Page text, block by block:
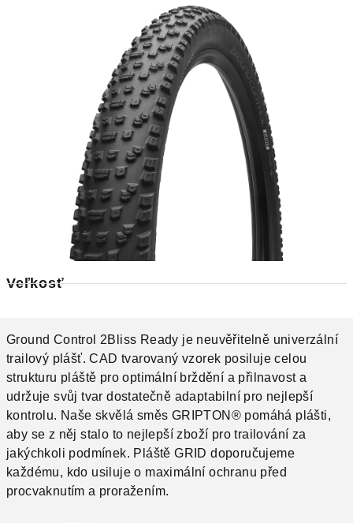
Veľkosť
Ground Control 2Bliss Ready je neuvěřitelně univerzální
trailový plášť. CAD tvarovaný vzorek posiluje celou
strukturu pláště pro optimální brždění a přilnavost a
udržuje svůj tvar dostatečně adaptabilní pro nejlepší
kontrolu. Naše skvělá směs GRIPTON® pomáhá plášti,
aby se z něj stalo to nejlepší zboží pro trailování za
jakýchkoli podmínek. Pláště GRID doporučujeme
každému, kdo usiluje o maximální ochranu před
procvaknutím a proražením.